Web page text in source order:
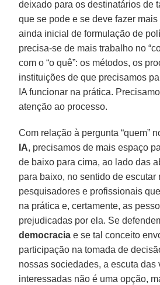
deixado para os destinatários de
que se pode e se deve fazer
ainda inicial de formulação de
precisa-se de mais trabalho no
com o “o quê”: os métodos, os
instituições de que precisamos
IA funcionar na prática.
atenção ao processo.
Com relação à pergunta “quem”
IA, precisamos de mais espaço
de baixo para cima, ao lado das
para baixo, no sentido de escutar
pesquisadores e profissionais
na prática e, certamente, as
prejudicadas por ela. Se
democracia e se tal conceito
participação na tomada de
nossas sociedades, a escuta das
interessadas não é uma opção,